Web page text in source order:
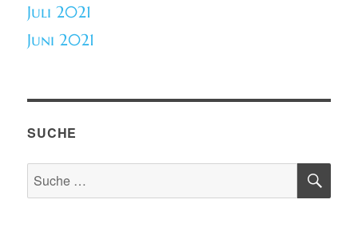
Juli 2021
Juni 2021
SUCHE
Suche
nach: